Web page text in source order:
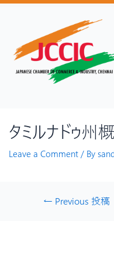
タミルナドゥ州
Leave a Comment / By
← Previous 投稿